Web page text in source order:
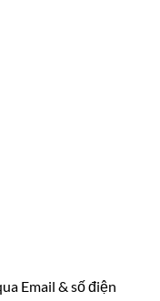
Email & số điện